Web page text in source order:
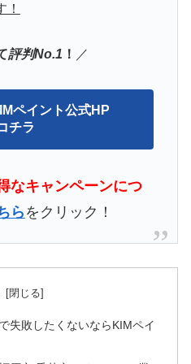
評判No.1 ！ ／
ペイント公式HP
チラ
なキャンペーンにつ
らをクリック！
失敗したくないならKIMペイ